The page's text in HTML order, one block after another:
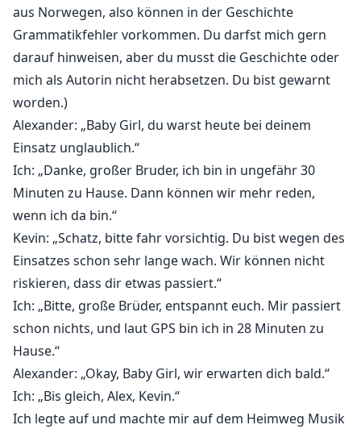
aus Norwegen, also können in der Geschichte
Grammatikfehler vorkommen. Du darfst mich gern
darauf hinweisen, aber du musst die Geschichte oder
mich als Autorin nicht herabsetzen. Du bist gewarnt
worden.)
Alexander: „Baby Girl, du warst heute bei deinem
Einsatz unglaublich.“
Ich: „Danke, großer Bruder, ich bin in ungefähr 30
Minuten zu Hause. Dann können wir mehr reden,
wenn ich da bin.“
Kevin: „Schatz, bitte fahr vorsichtig. Du bist wegen des
Einsatzes schon sehr lange wach. Wir können nicht
riskieren, dass dir etwas passiert.“
Ich: „Bitte, große Brüder, entspannt euch. Mir passiert
schon nichts, und laut GPS bin ich in 28 Minuten zu
Hause.“
Alexander: „Okay, Baby Girl, wir erwarten dich bald.“
Ich: „Bis gleich, Alex, Kevin.“
Ich legte auf und machte mir auf dem Heimweg Musik